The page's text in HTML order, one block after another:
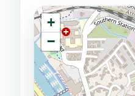
+
−